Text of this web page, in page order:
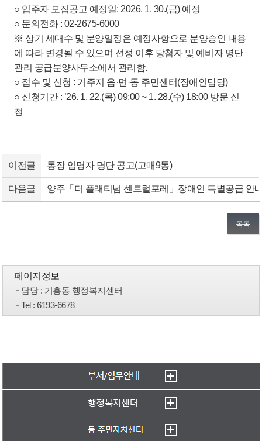
○ 입주자 모집공고 예정일: 2026. 1. 30.(금) 예정
○ 문의전화 : 02-2675-6000
※ 상기 세대수 및 분양일정은 예정사항으로 분양승인 내용
에 따라 변경될 수 있으며 선정 이후 당첨자 및 예비자 명단
관리 공급분양사무소에서 관리함.
○ 접수 및 신청 : 거주지 읍·면·동 주민센터(장애인담당)
○ 신청기간 : ’26. 1. 22.(목) 09:00 ~ 1. 28.(수) 18:00 방문 신
청
이전글 통장 임명자 명단 공고(고매9통)
다음글 양주「더 플래티넘 센트럴포레」장애인 특별공급 안
목록
페이지정보
담당: 기흥동 행정복지센터
Tel: 6193-6678